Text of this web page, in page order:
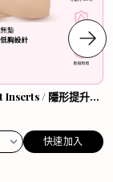
/ 隱形提升胸
快速加入